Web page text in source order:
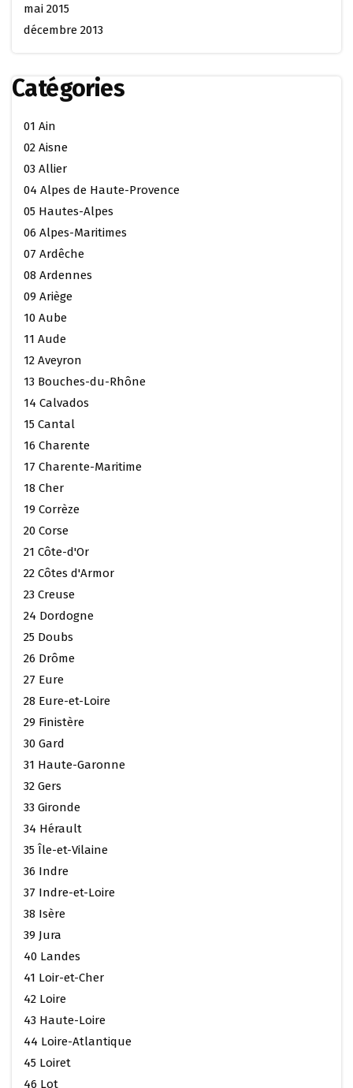
mai 2015
décembre 2013
Catégories
01 Ain
02 Aisne
03 Allier
04 Alpes de Haute-Provence
05 Hautes-Alpes
06 Alpes-Maritimes
07 Ardêche
08 Ardennes
09 Ariège
10 Aube
11 Aude
12 Aveyron
13 Bouches-du-Rhône
14 Calvados
15 Cantal
16 Charente
17 Charente-Maritime
18 Cher
19 Corrèze
20 Corse
21 Côte-d'Or
22 Côtes d'Armor
23 Creuse
24 Dordogne
25 Doubs
26 Drôme
27 Eure
28 Eure-et-Loire
29 Finistère
30 Gard
31 Haute-Garonne
32 Gers
33 Gironde
34 Hérault
35 Île-et-Vilaine
36 Indre
37 Indre-et-Loire
38 Isère
39 Jura
40 Landes
41 Loir-et-Cher
42 Loire
43 Haute-Loire
44 Loire-Atlantique
45 Loiret
46 Lot